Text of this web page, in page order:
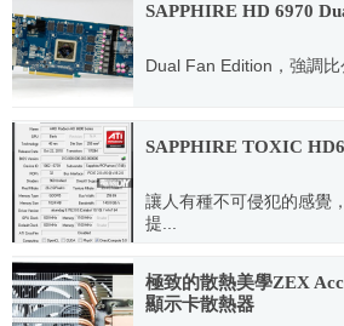
SAPPHIRE HD 6970
Dual Fan Edition，強調比
2011.11.29
SAPPHIRE TOXIC
讓人有種不可侵犯的感覺
提...
極致的散熱美學ZEX
顯示卡散熱器